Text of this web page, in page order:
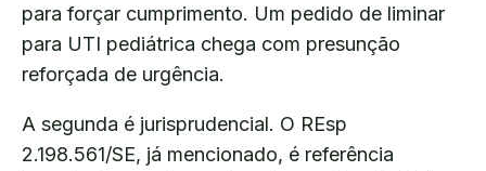
para forçar cumprimento. Um pedido de liminar
para UTI pediátrica chega com presunção
reforçada de urgência.
A segunda é jurisprudencial. O REsp
2.198.561/SE, já mencionado, é referência